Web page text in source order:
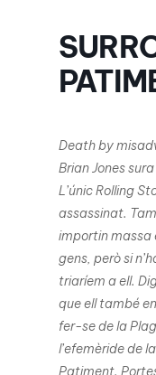
Death by
Brian Jones
L’únic Rolling
assassinat.
importin massa
gens, però si
triaríem a ell.
que ell també
fer-se de la
l’efemèride de
Patiment.